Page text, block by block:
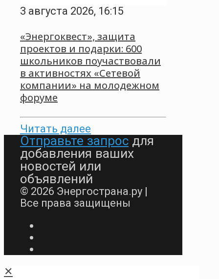
3 августа 2026, 16:15
«Энергоквест», защита
проектов и подарки: 600
школьников поучаствовали
в активностях «Сетевой
компании» на молодежном
форуме
Читать далее
Отправьте запрос для
добавления ваших
новостей или
объявлений
© 2026 Энергострана.ру |
Все права защищены
✕